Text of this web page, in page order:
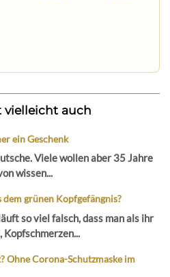
vielleicht auch
ein Geschenk
Viele wollen aber 35 Jahre
wissen...
grünen Kopfgefängnis?
so viel falsch, dass man als ihr
Ohne Corona-Schutzmaske im